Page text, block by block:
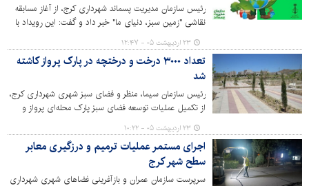
رئیس سازمان مدیریت پسماند شهرداری کرج، از آغاز مسابقه
نقاشی "زمین سبز، دنیای ما" خبر داد و گفت: این رویداد با
هدف ترویج فرهنگ بازیافت و آگاهی زیست محیطی برگزار
می‌شود.
۲۳ اردیبهشت ۰۵ - ۱۲:۴۷
تعداد ۳۰۰۰ درخت و درختچه در پارک پرواز کاشته
شد
رئیس سازمان سیما، منظر و فضای سبز شهری شهرداری کرج،
از تکمیل عملیات توسعه فضای سبز پارک محله‌ای پرواز و
کاشت سه هزار درخت و درختچه در این پارک خبر داد.
۲۳ اردیبهشت ۰۵ - ۱۰:۲۲
اجرای مستمر عملیات ترمیم و درزگیری معابر
سطح شهر کرج
سرپرست سازمان عمران و بازآفرینی فضاهای شهری شهرداری